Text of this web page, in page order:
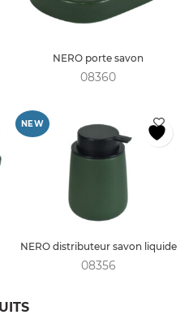
NERO porte savon
08360
NEW
NERO distributeur savon liquide
08356